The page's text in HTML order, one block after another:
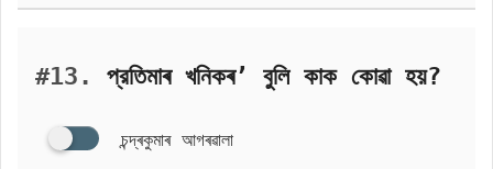
#13. প্রতিমাৰ খনিকৰ’ বুলি কাক কোৱা হয়?
চন্দ্ৰকুমাৰ আগৰৱালা